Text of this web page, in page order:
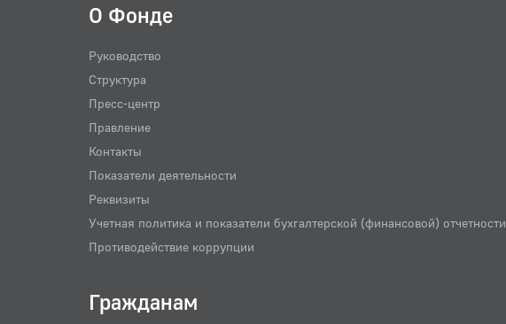
О Фонде
Руководство
Структура
Пресс-центр
Правление
Контакты
Показатели деятельности
Реквизиты
Учетная политика и показатели бухгалтерской (финансовой) отчетности
Противодействие коррупции
Гражданам